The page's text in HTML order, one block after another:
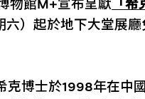
物館M+宣布呈獻 「
）起於地下大堂展廳
博士於1998年在中